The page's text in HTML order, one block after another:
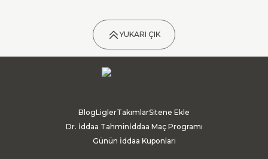
YUKARI ÇIK
BlogLiglerTakımlarSitene Ekle
Dr. İddaa Tahminİddaa Maç Programı
Günün İddaa Kuponları